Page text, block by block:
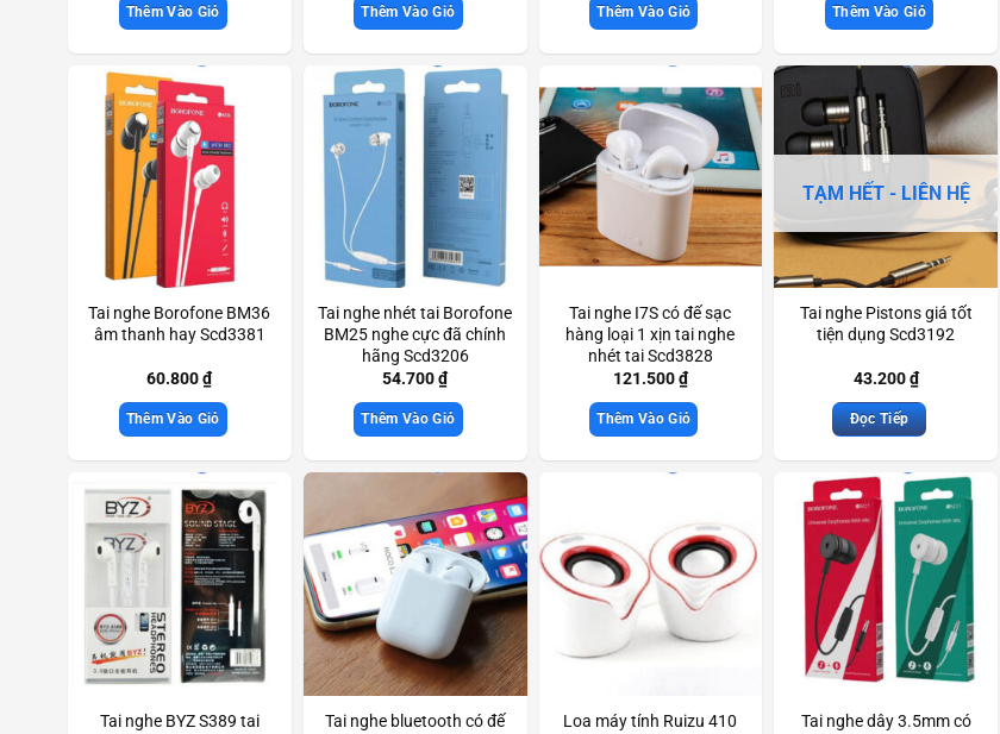
Thêm Vào Giỏ Thêm Vào Giỏ Thêm Vào Giỏ Thêm Vào Giỏ
Tai nghe Borofone BM36
âm thanh hay Scd3381
60.800₫
Thêm Vào Giỏ
Tai nghe nhét tai Borofone
BM25 nghe cực đã chính
hãng Scd3206
54.700₫
Thêm Vào Giỏ
Tai nghe I7S có đế sạc
hàng loại 1 xịn tai nghe
nhét tai Scd3828
121.500₫
Thêm Vào Giỏ
TẠM HẾT - LIÊN HỆ
Tai nghe Pistons giá tốt
tiện dụng Scd3192
43.200₫
Đọc Tiếp
Tai nghe BYZ S389 tai
Tai nghe bluetooth có đế
Loa máy tính Ruizu 410
Tai nghe dây 3.5mm có